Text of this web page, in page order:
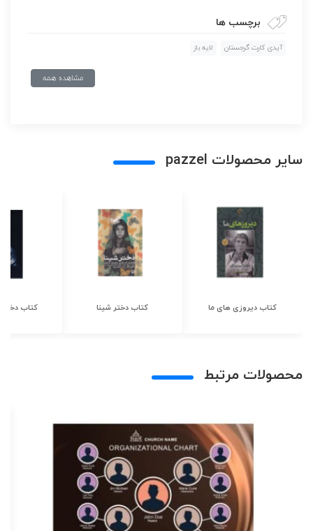
برچسب ها
آیدی کارت گرجستان لایه باز
مشاهده همه
سایر محصولات pazzel
کتاب دیروزی های ما کتاب دختر شینا کتاب دختر
محصولات مرتبط